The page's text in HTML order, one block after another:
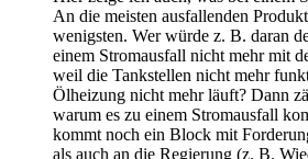
An die meisten ausfallenden
wenigsten. Wer würde z. B. daran
einem Stromausfall nicht mehr mit
weil die Tankstellen nicht mehr
Ölheizung nicht mehr läuft? Dann
warum es zu einem Stromausfall
kommt noch ein Block mit
als auch an die Regierung (z. B.